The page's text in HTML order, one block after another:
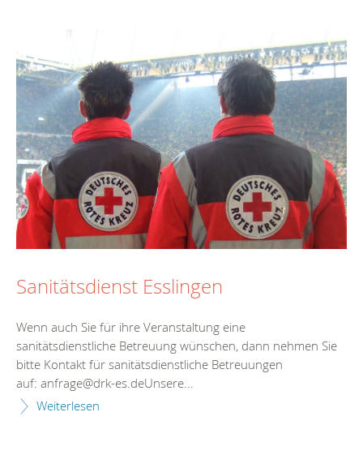
Sanitätsdienst Esslingen
Wenn auch Sie für ihre Veranstaltung eine
sanitätsdienstliche Betreuung wünschen, dann nehmen Sie
bitte Kontakt für sanitätsdienstliche Betreuungen
auf: anfrage@drk-es.deUnsere...
Weiterlesen